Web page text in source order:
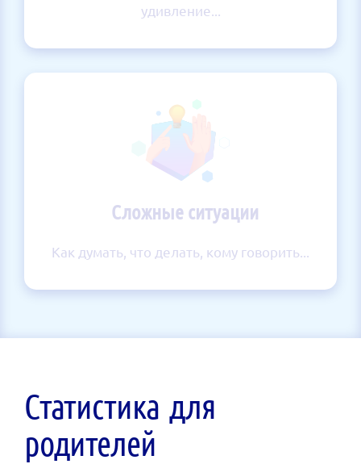
удивление...
Сложные ситуации
Как думать, что делать, кому говорить...
Статистика для
родителей